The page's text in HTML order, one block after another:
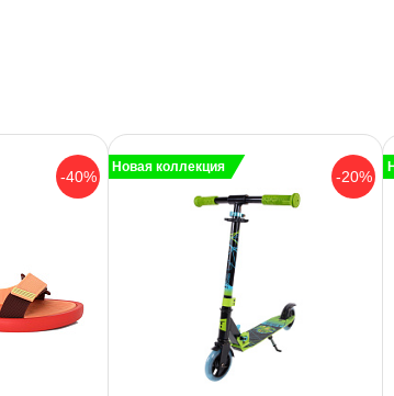
-40% -20%
Новая коллекция